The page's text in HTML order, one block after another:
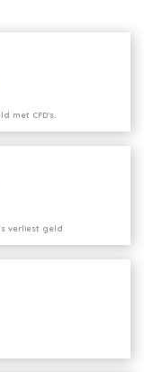
met CFD’s.
verliest geld